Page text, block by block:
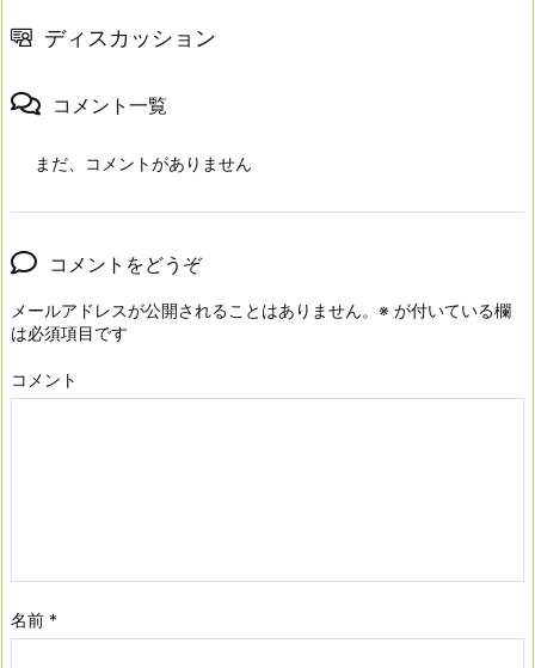
ディスカッション
コメント一覧
まだ、コメントがありません
コメントをどうぞ
メールアドレスが公開されることはありません。 ※ が付いている欄
は必須項目です
コメント
名前 *